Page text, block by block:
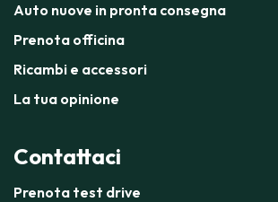
Auto nuove in pronta consegna
Prenota officina
Ricambi e accessori
La tua opinione
Contattaci
Prenota test drive